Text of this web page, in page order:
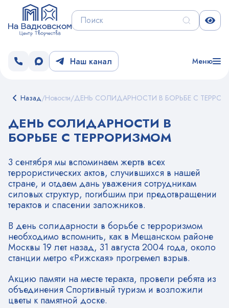
Наш канал Меню
Назад/Новости/ДЕНЬ СОЛИДАРНОСТИ В БОРЬБЕ С
ДЕНЬ СОЛИДАРНОСТИ В
БОРЬБЕ С ТЕРРОРИЗМОМ
3 сентября мы вспоминаем жертв всех
террористических актов, случившихся в нашей
стране, и отдаем дань уважения сотрудникам
силовых структур, погибшим при предотвращении
терактов и спасении заложников.
В день солидарности в борьбе с терроризмом
необходимо вспомнить, как в Мещанском районе
Москвы 19 лет назад, 31 августа 2004 года, около
станции метро «Рижская» прогремел взрыв.
Акцию памяти на месте теракта, провели ребята из
объединения Спортивный туризм и возложили
цветы к памятной доске.